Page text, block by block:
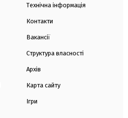
Технічна інформація
Контакти
Вакансії
Структура власності
Архів
Карта сайту
Ігри